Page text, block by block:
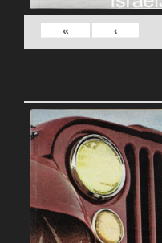
›
»